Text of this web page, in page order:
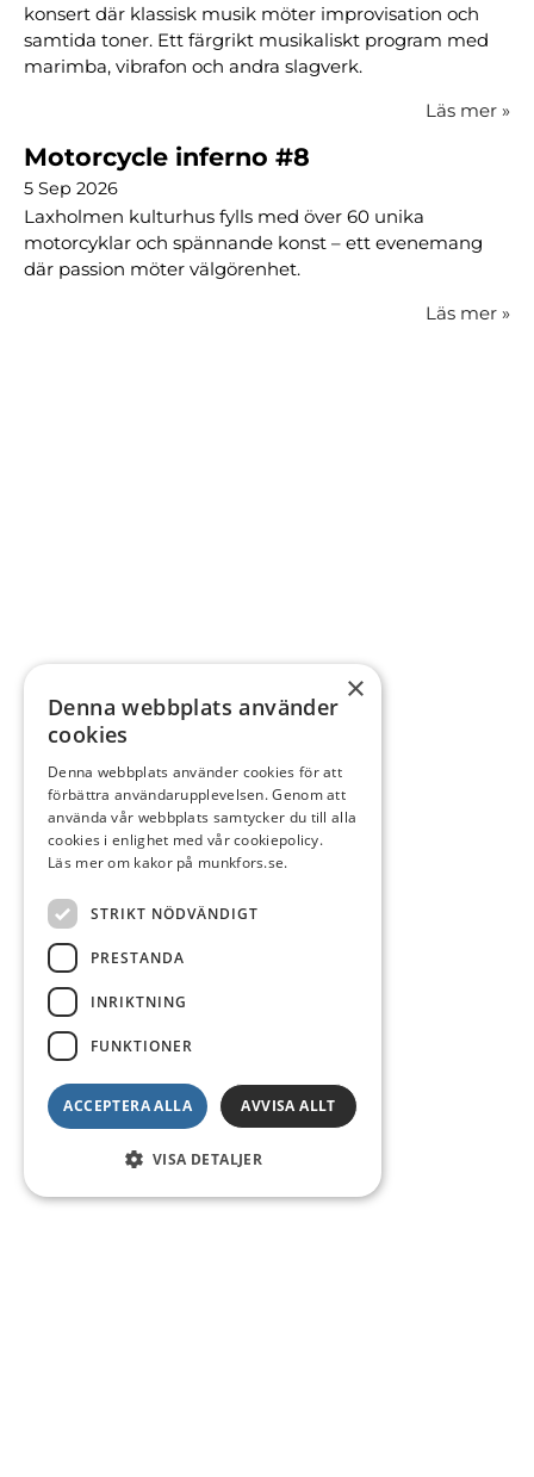
konsert där klassisk musik möter improvisation och
samtida toner. Ett färgrikt musikaliskt program med
marimba, vibrafon och andra slagverk.
Läs mer »
Motorcycle inferno #8
5 Sep 2026
Laxholmen kulturhus fylls med över 60 unika
motorcyklar och spännande konst – ett evenemang
där passion möter välgörenhet.
Läs mer »
×
Denna webbplats använder
cookies
Denna webbplats använder cookies för att
förbättra användarupplevelsen. Genom att
använda vår webbplats samtycker du till alla
cookies i enlighet med vår cookiepolicy.
Läs mer om kakor på munkfors.se.
STRIKT NÖDVÄNDIGT
PRESTANDA
INRIKTNING
FUNKTIONER
ACCEPTERA ALLA AVVISA ALLT
VISA DETALJER